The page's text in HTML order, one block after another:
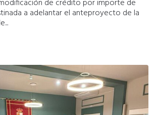
de crédito por importe de
a adelantar el anteproyecto de la